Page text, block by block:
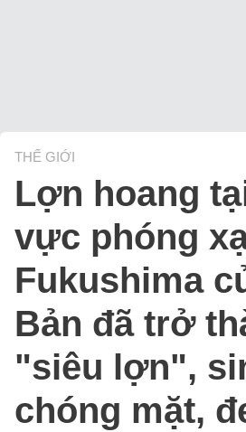
THẾ GIỚI
Lợn hoang
vực phóng
Fukushima
Bản đã trở
"siêu lợn",
chóng mặt,